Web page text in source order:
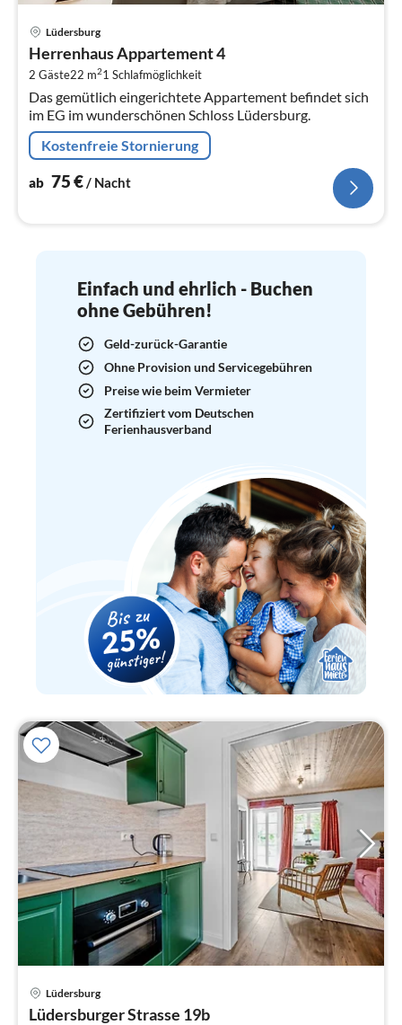
Lüdersburg
Herrenhaus Appartement 4
2 Gäste22 m21 Schlafmöglichkeit
Das gemütlich eingerichtete Appartement befindet sich
im EG im wunderschönen Schloss Lüdersburg.
Kostenfreie Stornierung
ab 75€/ Nacht
Einfach und ehrlich - Buchen
ohne Gebühren!
Geld-zurück-Garantie
Ohne Provision und Servicegebühren
Preise wie beim Vermieter
Zertifiziert vom Deutschen
Ferienhausverband
Lüdersburg
Lüdersburger Strasse 19b